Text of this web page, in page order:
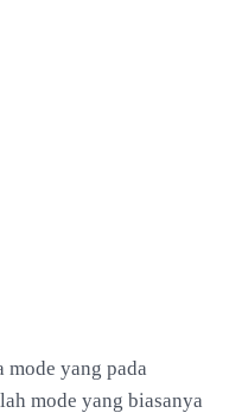
yang pada
mode yang biasanya